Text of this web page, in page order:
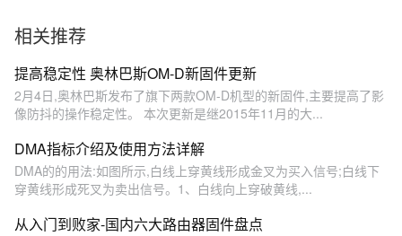
相关推荐
提高稳定性 奥林巴斯OM-D新固件更新
2月4日,奥林巴斯发布了旗下两款OM-D机型的新固件,主要提高了影
像防抖的操作稳定性。 本次更新是继2015年11月的大...
DMA指标介绍及使用方法详解
DMA的的用法:如图所示,白线上穿黄线形成金叉为买入信号;白线下
穿黄线形成死叉为卖出信号。1、白线向上穿破黄线,...
从入门到败家-国内六大路由器固件盘点